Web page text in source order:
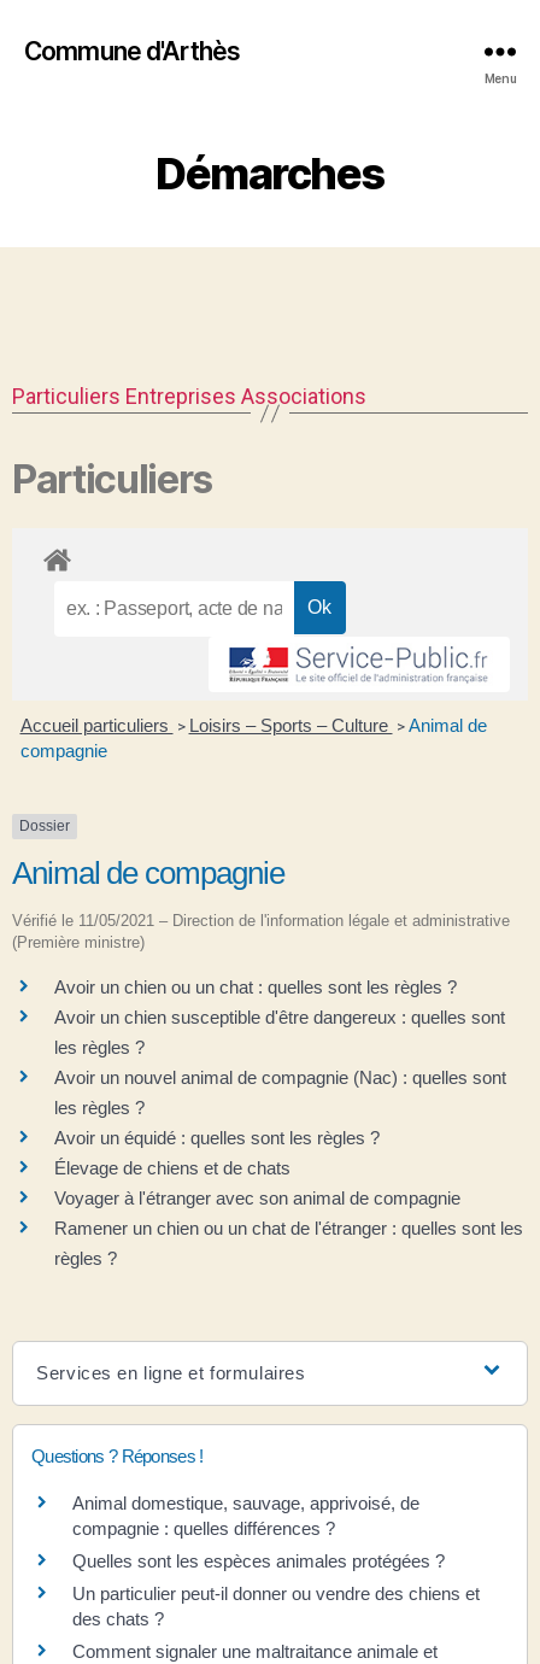
Commune d'Arthès
Menu
Démarches
Particuliers Entreprises Associations
Particuliers
Accueil particuliers > Loisirs – Sports – Culture > Animal de
compagnie
Dossier
Animal de compagnie
Vérifié le 11/05/2021 – Direction de l'information légale et administrative
(Première ministre)
Avoir un chien ou un chat : quelles sont les règles ?
Avoir un chien susceptible d'être dangereux : quelles sont
les règles ?
Avoir un nouvel animal de compagnie (Nac) : quelles sont
les règles ?
Avoir un équidé : quelles sont les règles ?
Élevage de chiens et de chats
Voyager à l'étranger avec son animal de compagnie
Ramener un chien ou un chat de l'étranger : quelles sont les
règles ?
Services en ligne et formulaires
Questions ? Réponses !
Animal domestique, sauvage, apprivoisé, de
compagnie : quelles différences ?
Quelles sont les espèces animales protégées ?
Un particulier peut-il donner ou vendre des chiens et
des chats ?
Comment signaler une maltraitance animale et